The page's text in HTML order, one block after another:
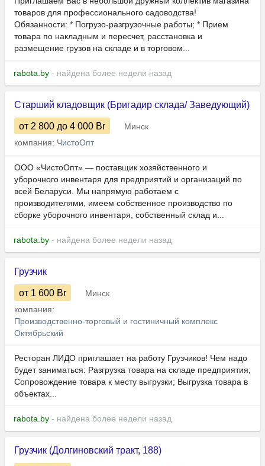
товаров для профессионального садоводства!
Обязанности: * Погрузо-разгрузочные работы; * Прием
товара по накладным и пересчет, расстановка и
размещение грузов на складе и в торговом...
rabota.by - найдена более недели назад
Старший кладовщик (Бригадир склада/ Заведующий)
от 2 800 до 4 000 Br
Минск
компания: ЧистоОпт
ООО «ЧистоОпт» — поставщик хозяйственного и
уборочного инвентаря для предприятий и организаций по
всей Беларуси. Мы напрямую работаем с
производителями, имеем собственное производство по
сборке уборочного инвентаря, собственный склад и...
rabota.by - найдена более недели назад
Грузчик
от 1 600 Br
Минск
компания:
Производственно-торговый и гостиничный комплекс
Октябрьский
Ресторан ЛИДО приглашает на работу Грузчиков! Чем надо
будет заниматься: Разгрузка товара на складе предприятия;
Сопровождение товара к месту выгрузки; Выгрузка товара в
объектах...
rabota.by - найдена более недели назад
Грузчик (Долгиновский тракт, 188)